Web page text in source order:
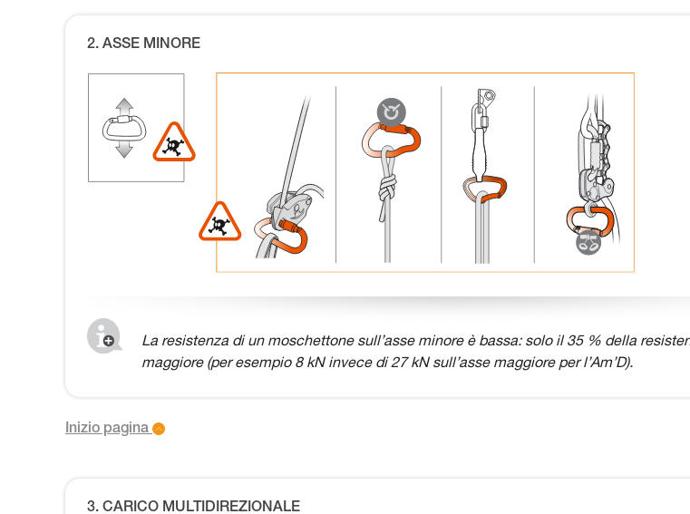
2. ASSE MINORE
La resistenza di un moschettone sull’asse minore è bassa: solo il 35 % della
maggiore (per esempio 8 kN invece di 27 kN sull’asse maggiore per l’Am’D).
Inizio pagina
3. CARICO MULTIDIREZIONALE